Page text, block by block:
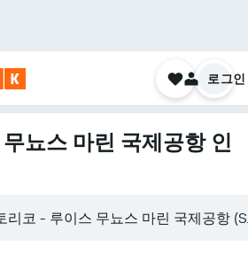
로그인
뇨스 마린 국제공항 인
리코 - 루이스 무뇨스 마린 국제공항